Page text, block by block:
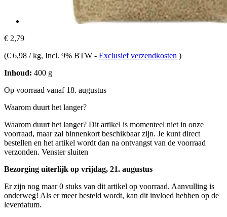
€ 2,79
(€ 6,98 / kg, Incl. 9% BTW - Exclusief verzendkosten )
Inhoud: 400 g
Op voorraad vanaf 18. augustus
Waarom duurt het langer?
Waarom duurt het langer? Dit artikel is momenteel niet in onze
voorraad, maar zal binnenkort beschikbaar zijn. Je kunt direct
bestellen en het artikel wordt dan na ontvangst van de voorraad
verzonden. Venster sluiten
Bezorging uiterlijk op vrijdag, 21. augustus
Er zijn nog maar 0 stuks van dit artikel op voorraad. Aanvulling is
onderweg! Als er meer besteld wordt, kan dit invloed hebben op de
leverdatum.